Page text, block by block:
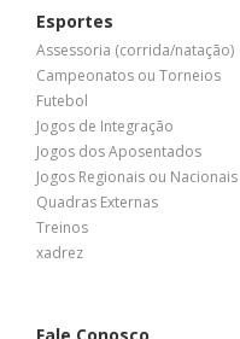
Esportes
Assessoria (corrida/natação)
Campeonatos ou Torneios
Futebol
Jogos de Integração
Jogos dos Aposentados
Jogos Regionais ou Nacionais
Quadras Externas
Treinos
xadrez